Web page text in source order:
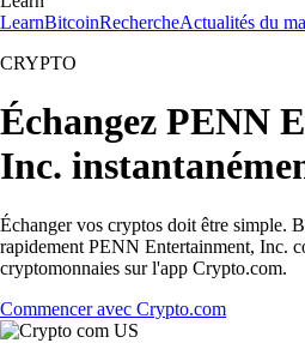
LearnBitcoinRechercheActualités du
CRYPTO
Échangez PENN
Inc.
Échanger vos cryptos doit être simple.
rapidement PENN Entertainment, Inc.
cryptomonnaies sur l'app Crypto.com.
Commencer avec Crypto.com